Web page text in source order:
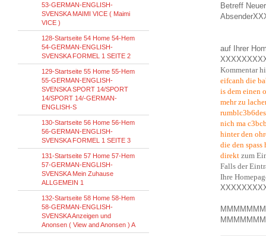
Betreff
auf Ihrer
Kommentar
eifcanh die
is dem einen
mehr zu
nich ma
hinter den
die den
direkt zum
Falls der
Ihre
53-GERMAN-ENGLISH-
SVENSKA MAIMI VICE ( Maimi
VICE )
128-Startseite 54 Home 54-Hem
54-GERMAN-ENGLISH-
SVENSKA FORMEL 1 SEITE 2
129-Startseite 55 Home 55-Hem
55-GERMAN-ENGLISH-
SVENSKA SPORT 14/SPORT
14/SPORT 14/-GERMAN-
ENGLISH-S
130-Startseite 56 Home 56-Hem
56-GERMAN-ENGLISH-
SVENSKA FORMEL 1 SEITE 3
131-Startseite 57 Home 57-Hem
57-GERMAN-ENGLISH-
SVENSKA Mein Zuhause
ALLGEMEIN 1
132-Startseite 58 Home 58-Hem
58-GERMAN-ENGLISH-
SVENSKA Anzeigen und
Anonsen ( View and Anonsen ) A